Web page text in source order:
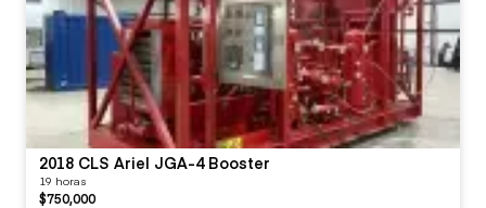
2018 CLS Ariel JGA-4 Booster
19 horas
$750,000